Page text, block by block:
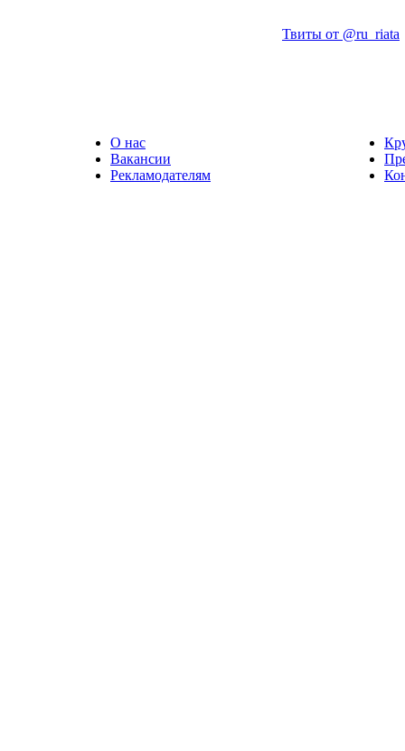
Твиты от @ru_riata
О нас
Вакансии
Рекламодателям